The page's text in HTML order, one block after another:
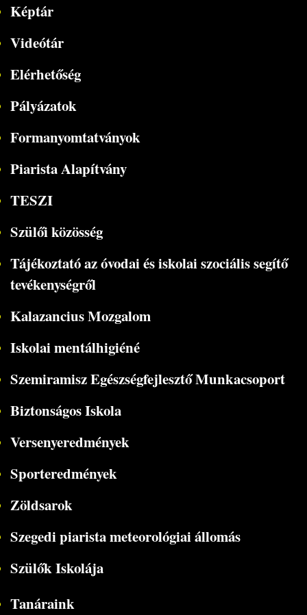
Képtár
Videótár
Elérhetőség
Pályázatok
Formanyomtatványok
Piarista Alapítvány
TESZI
Szülői közösség
Tájékoztató az óvodai és iskolai szociális segítő
tevékenységről
Kalazancius Mozgalom
Iskolai mentálhigiéné
Szemiramisz Egészségfejlesztő Munkacsoport
Biztonságos Iskola
Versenyeredmények
Sporteredmények
Zöldsarok
Szegedi piarista meteorológiai állomás
Szülők Iskolája
Tanáraink